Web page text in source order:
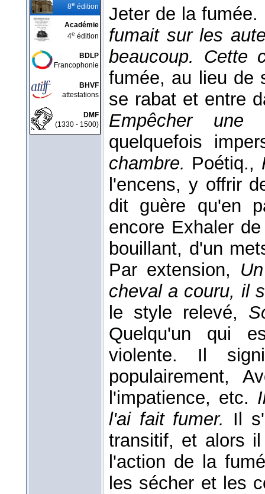
8e édition
Académie
4e édition
BDLP
Francophonie
BHVF
attestations
DMF
(1330 - 1500)
Jeter de la fumée.
fumait sur les
beaucoup. Cette
fumée, au lieu de
se rabat et entre
Empêcher
quelquefois
chambre. Poétiq.,
l'encens, y offrir
dit guère qu'en
encore Exhaler
bouillant, d'un
Par extension,
cheval a couru, il
le style relevé,
Quelqu'un qui
violente. Il
populairement,
l'impatience, etc.
l'ai fait fumer. Il
transitif, et alors
l'action de la
les sécher et les